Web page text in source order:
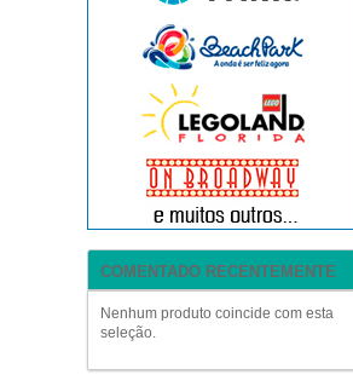
COMENTADO RECENTEMENTE
Nenhum produto coincide com esta
seleção.